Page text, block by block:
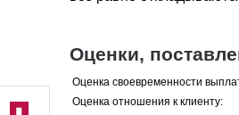
Оценки,
Оценка своевременности
Оценка отношения к клиенту: